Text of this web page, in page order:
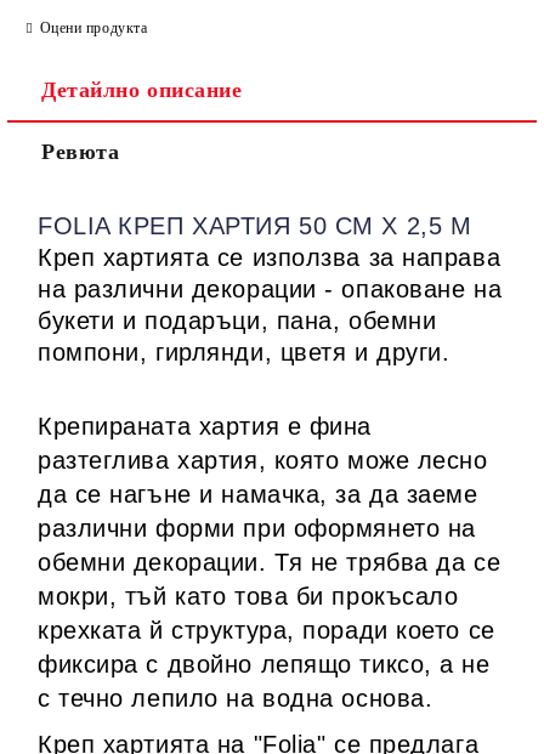
Оцени продукта
Детайлно описание
Ревюта
FOLIA КРЕП ХАРТИЯ 50 СМ Х 2,5 М
Креп хартията се използва за направа
на различни декорации - опаковане на
букети и подаръци, пана, обемни
помпони, гирлянди, цветя и други.
Крепираната хартия е фина
разтеглива хартия, която може лесно
да се нагъне и намачка, за да заеме
различни форми при оформянето на
обемни декорации. Тя не трябва да се
мокри, тъй като това би прокъсало
крехката й структура, поради което се
фиксира с двойно лепящо тиксо, а не
с течно лепило на водна основа.
Креп хартията на "Folia" се предлага